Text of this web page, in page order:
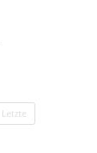
Letzte